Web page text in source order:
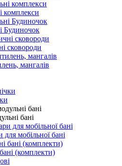
комплекси
Будиночок
сковороди
мангалів
бані
для мобільної бані
(комплекти)